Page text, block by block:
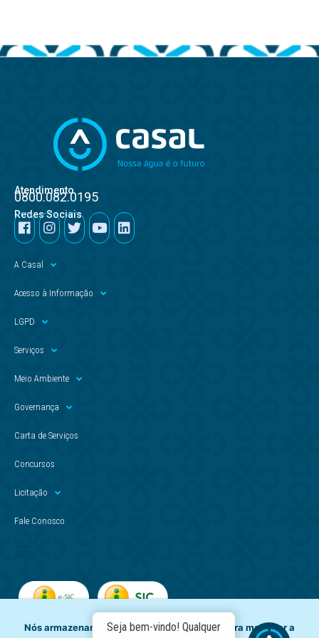
Atendimento
0800.082.0195
Redes Sociais
A Casal
Acesso à Informação
LGPD
Serviços
Meio Ambiente
Governança
Carta de Serviços
Concursos
Licitação
Fale Conosco
Nós armazenamos dados temporariamente para melhorar a
Seja bem-vindo! Qualquer